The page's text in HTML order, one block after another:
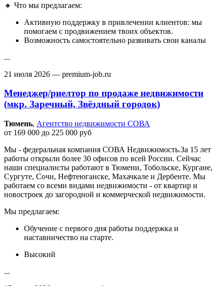
🔸 Что мы предлагаем:
Активную поддержку в привлечении клиентов: мы
помогаем с продвижением твоих объектов.
Возможность самостоятельно развивать свои каналы
...
21 июля 2026 — premium-job.ru
Менеджер/риелтор по продаже недвижимости
(мкр. Заречный, Звёздный городок)
Тюмень‎, Агентство недвижимости СОВА
от 169 000 до 225 000 руб
Мы - федеральная компания СОВА Недвижимость.За 15 лет
работы открыли более 30 офисов по всей России. Сейчас
наши специалисты работают в Тюмени, Тобольске, Кургане,
Сургуте, Сочи, Нефтеюганске, Махачкале и Дербенте. Мы
работаем со всеми видами недвижимости - от квартир и
новостроек до загородной и коммерческой недвижимости.
Мы предлагаем:
Обучение с первого дня работы поддержка и
наставничество на старте.
Высокий
...